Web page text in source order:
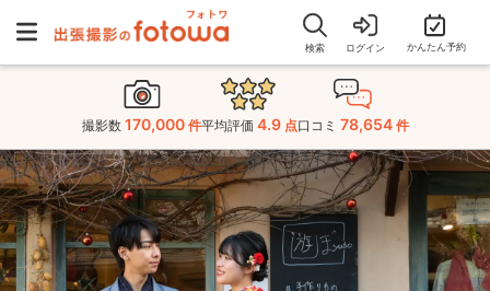
検索 ログイン かんたん予約
撮影数 170,000 件平均評価 4.9 点口コミ 78,654 件